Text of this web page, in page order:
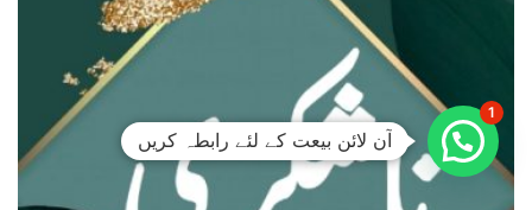
آن لائن بیعت کے لئے رابطہ کریں
1